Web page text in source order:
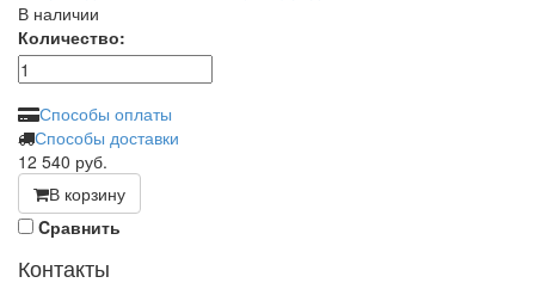
В наличии
Количество:
Способы оплаты
Способы доставки
12 540 руб.
В корзину
Cравнить
Контакты